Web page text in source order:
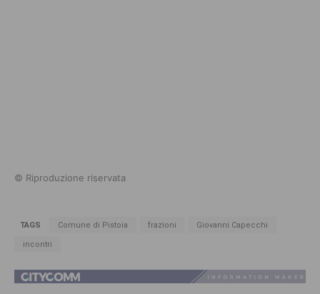
© Riproduzione riservata
TAGS Comune di Pistoia frazioni Giovanni Capecchi
incontri